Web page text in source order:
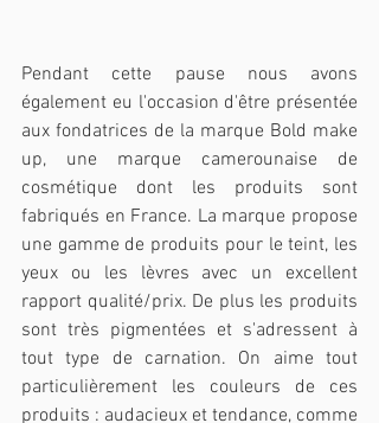
Pendant cette pause nous avons
également eu l'occasion d'être présentée
aux fondatrices de la marque Bold make
up, une marque camerounaise de
cosmétique dont les produits sont
fabriqués en France. La marque propose
une gamme de produits pour le teint, les
yeux ou les lèvres avec un excellent
rapport qualité/prix. De plus les produits
sont très pigmentées et s'adressent à
tout type de carnation. On aime tout
particulièrement les couleurs de ces
produits : audacieux et tendance, comme